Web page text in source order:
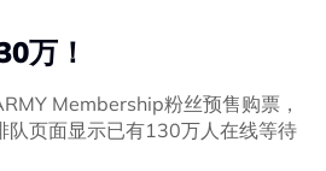
万！
Membership粉丝预售购票，
队页面显示已有130万人在线等待